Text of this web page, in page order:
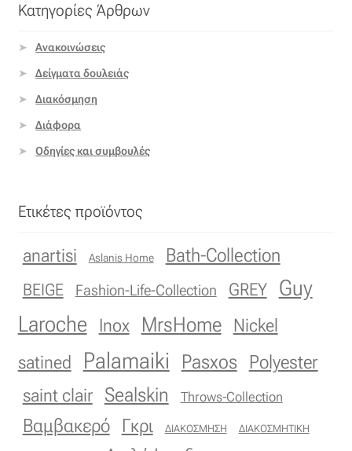
Δαντέλα
Επιπλόπανο
Ζακάρ
Λινό
Μουσελίνα
Μπροκάρ
Οργάντζα
Κατηγορίες Άρθρων
Ανακοινώσεις
Δείγματα δουλειάς
Διακόσμηση
Διάφορα
Οδηγίες και συμβουλές
Ετικέτες προϊόντος
anartisi Aslanis Home Bath-Collection
BEIGE Fashion-Life-Collection GREY
Guy
Laroche
Inox MrsHome
Nickel
satined
Palamaiki Pasxos Polyester
saint clair Sealskin Throws-Collection
Βαμβακερό Γκρι ΔΙΑΚΟΣΜΗΣΗ ΔΙΑΚΟΣΜΗΤΙΚΗ